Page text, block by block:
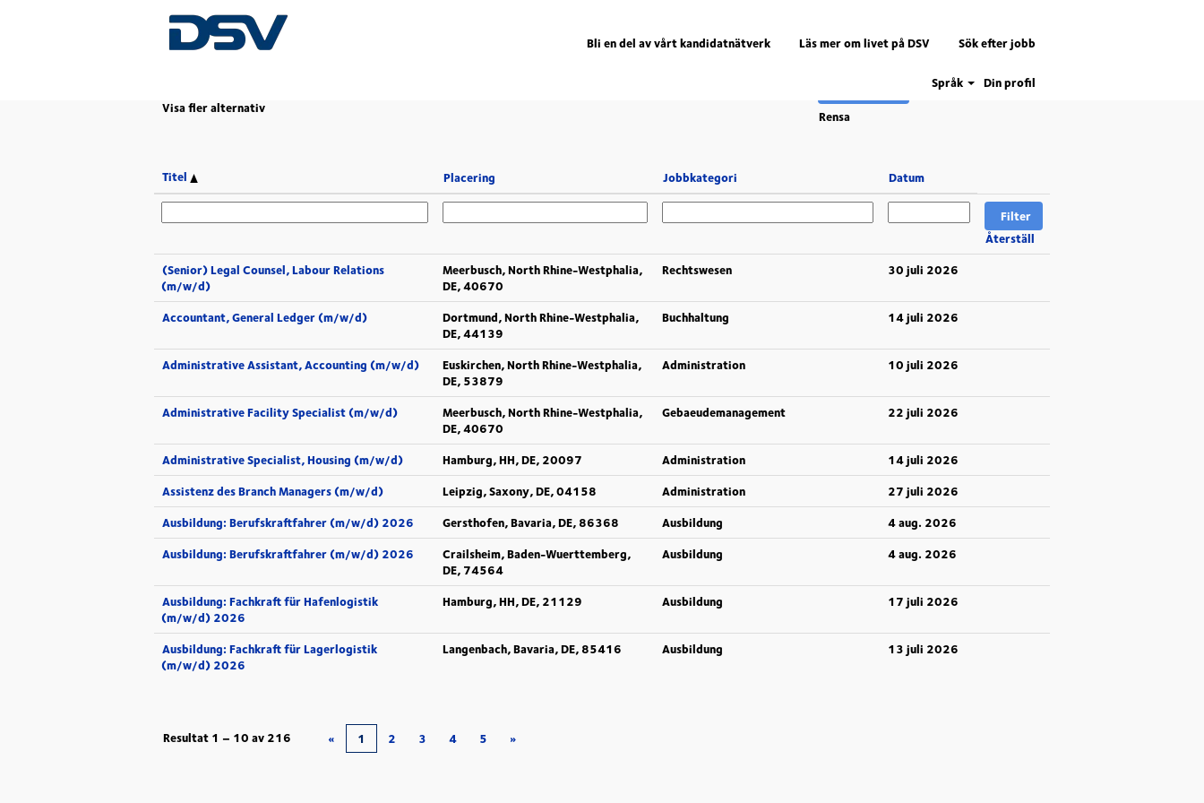
Bli en del av vårt kandidatnätverk Läs mer om livet på DSV Sök efter jobb
Språk Din profil
Start |hos DSV (aktuell
sida)
Visa fler alternativ Rensa
Titel Placering Jobbkategori Datum
Återställ
(Senior) Legal Counsel, Labour Relations
(m/w/d)
Meerbusch, North Rhine-Westphalia,
DE, 40670
Rechtswesen 30 juli 2026
Accountant, General Ledger (m/w/d)
Dortmund, North Rhine-Westphalia,
DE, 44139
Buchhaltung 14 juli 2026
Administrative Assistant, Accounting (m/w/d)
Euskirchen, North Rhine-Westphalia,
DE, 53879
Administration 10 juli 2026
Administrative Facility Specialist (m/w/d)
Meerbusch, North Rhine-Westphalia,
DE, 40670
Gebaeudemanagement 22 juli 2026
Administrative Specialist, Housing (m/w/d) Hamburg, HH, DE, 20097 Administration
14 juli 2026
Assistenz des Branch Managers (m/w/d)
Leipzig, Saxony, DE, 04158 Administration
27 juli 2026
Ausbildung: Berufskraftfahrer (m/w/d) 2026
Gersthofen, Bavaria, DE, 86368 Ausbildung
4 aug. 2026
Ausbildung: Berufskraftfahrer (m/w/d) 2026
Crailsheim, Baden-Wuerttemberg,
DE, 74564
Ausbildung 4 aug. 2026
Ausbildung: Fachkraft für Hafenlogistik
(m/w/d) 2026
Hamburg, HH, DE, 21129 Ausbildung 17 juli 2026
Ausbildung: Fachkraft für Lagerlogistik
(m/w/d) 2026
Langenbach, Bavaria, DE, 85416 Ausbildung 13 juli 2026
Resultat 1 – 10 av 216 « 1 2 3 4 5 »